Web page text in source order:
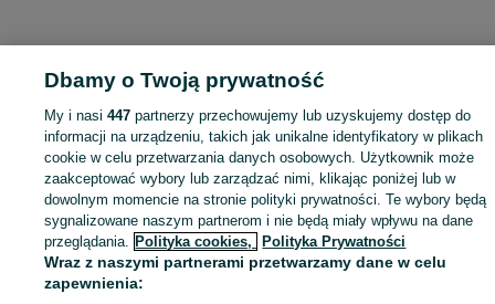
Dbamy o Twoją prywatność
My i nasi447 partnerzy przechowujemy lub uzyskujemy dostęp do
informacji na urządzeniu, takich jak unikalne identyfikatory w plikach
cookie w celu przetwarzania danych osobowych. Użytkownik może
zaakceptować wybory lub zarządzać nimi, klikając poniżej lub w
dowolnym momencie na stronie polityki prywatności. Te wybory będą
sygnalizowane naszym partnerom i nie będą miały wpływu na dane
przeglądania. Polityka cookies, Polityka Prywatności
Wraz z naszymi partnerami przetwarzamy dane w celu
zapewnienia: